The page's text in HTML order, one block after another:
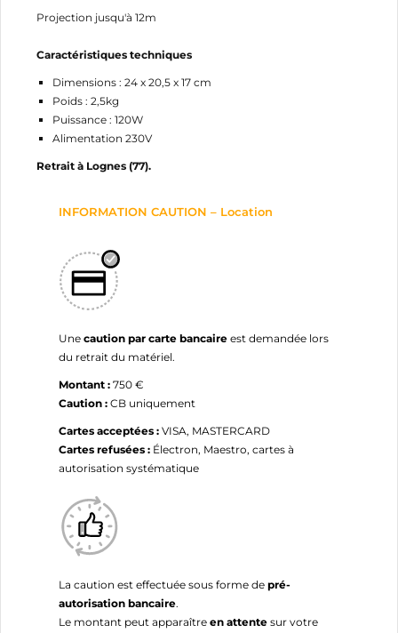
Projection jusqu'à 12m
Caractéristiques techniques
Dimensions : 24 x 20,5 x 17 cm
Poids : 2,5kg
Puissance : 120W
Alimentation 230V
Retrait à Lognes (77).
INFORMATION CAUTION – Location
Une caution par carte bancaire est demandée lors
du retrait du matériel.
Montant : 750 €
Caution : CB uniquement
Cartes acceptées : VISA, MASTERCARD
Cartes refusées : Électron, Maestro, cartes à
autorisation systématique
La caution est effectuée sous forme de pré-
autorisation bancaire.
Le montant peut apparaître en attente sur votre